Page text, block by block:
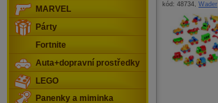
kód: 48734, Wader
MARVEL
Párty
Fortnite
Auta+dopravní prostředky
LEGO
Panenky a miminka